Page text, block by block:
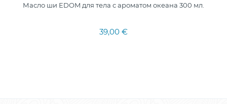
Масло ши EDOM для тела с ароматом океана 300 мл.
39,00 €